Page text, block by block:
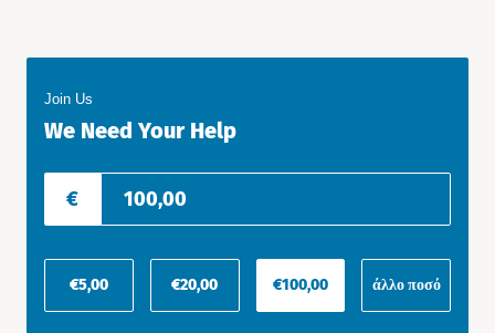
Join Us
We Need Your Help
€
€5,00 €20,00 €100,00 άλλο ποσό